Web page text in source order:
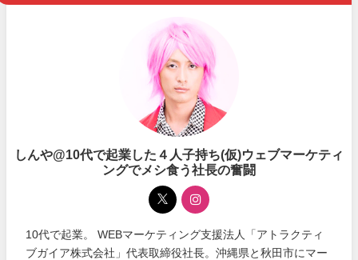
しんや@10代で起業した４人子持ち(仮)ウェブマーケティ
ングでメシ食う社長の奮闘
10代で起業。 WEBマーケティング支援法人「アトラクティ
ブガイア株式会社」代表取締役社長。沖縄県と秋田市にマー